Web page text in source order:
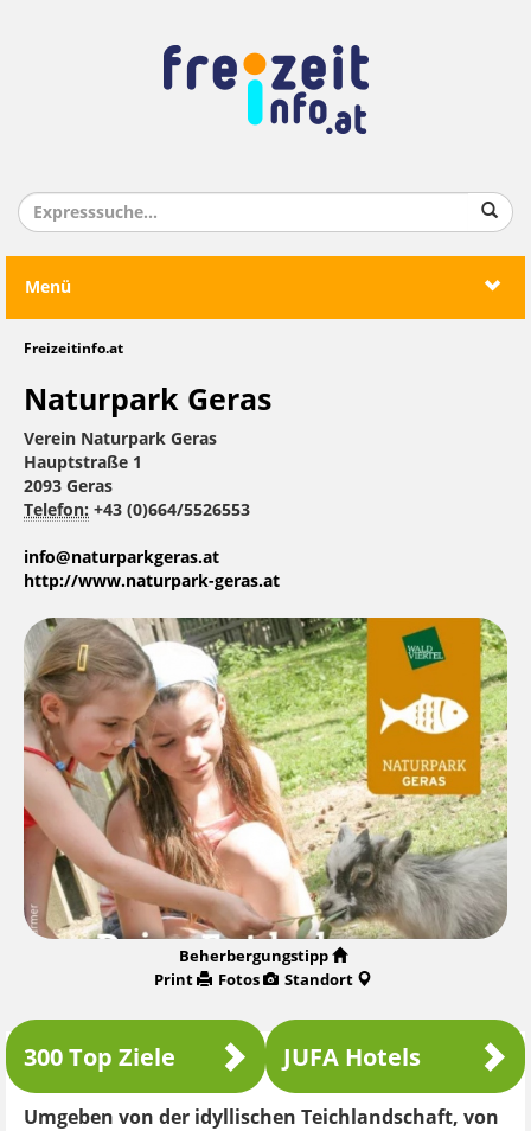
Menü
Freizeitinfo.at
Naturpark Geras
Verein Naturpark Geras
Hauptstraße 1
2093 Geras
Telefon: +43 (0)664/5526553
info@naturparkgeras.at
http://www.naturpark-geras.at
Beherbergungstipp
Print
Fotos Standort
300 Top Ziele JUFA Hotels
Umgeben von der idyllischen Teichlandschaft, von